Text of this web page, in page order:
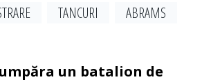
TANCURI
ABRAMS
un batalion de